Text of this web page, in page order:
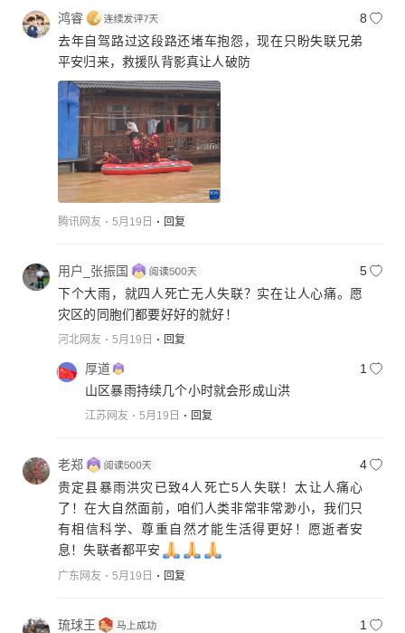
鸿睿
8
去年自驾路过这段路还堵车抱怨，现在只盼失联兄弟
平安归来，救援队背影真让人破防
腾讯网友 5月19日 回复
用户_张振国
5
下个大雨，就四人死亡无人失联？实在让人心痛。愿
灾区的同胞们都要好好的就好！
河北网友 5月19日 回复
厚道
1
山区暴雨持续几个小时就会形成山洪
江苏网友 5月19日 回复
老郑
4
贵定县暴雨洪灾已致4人死亡5人失联！太让人痛心
了！在大自然面前，咱们人类非常非常渺小，我们只
有相信科学、尊重自然才能生活得更好！愿逝者安
息！失联者都平安
广东网友 5月19日 回复
琉球王
1